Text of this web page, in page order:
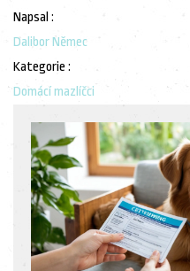
Napsal :
Dalibor Němec
Kategorie :
Domácí mazlíčci